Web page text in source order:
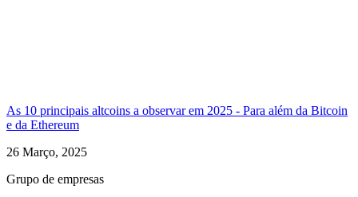
As 10 principais altcoins a observar em 2025 - Para além da Bitcoin
e da Ethereum
26 Março, 2025
Grupo de empresas